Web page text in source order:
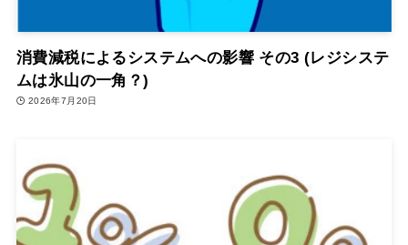
消費減税によるシステムへの影響 その3 (レジシステ
ムは氷山の一角？)
2026年7月20日